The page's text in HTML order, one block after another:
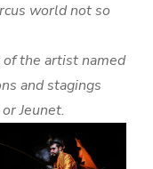
world not so
the artist named
and stagings
Jeunet.